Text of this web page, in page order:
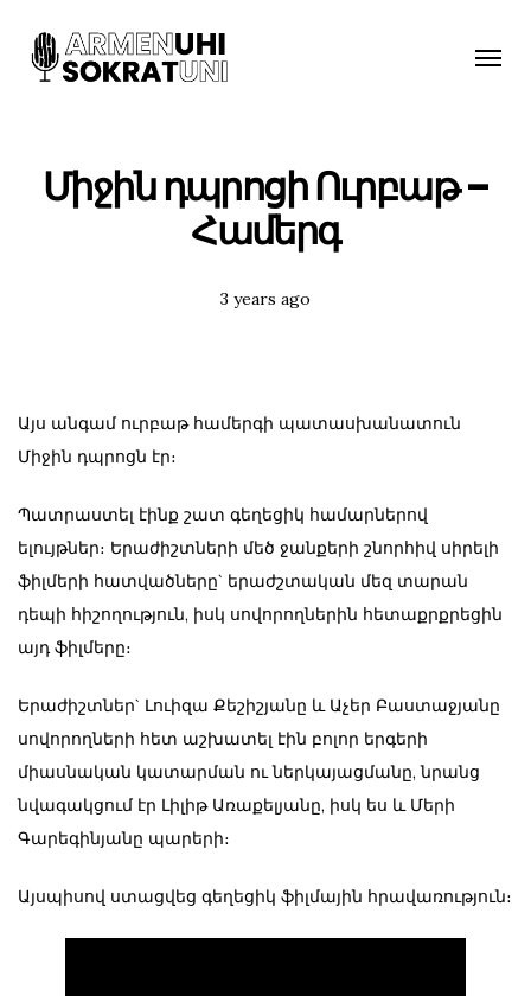
Toggle
Միջին դպրոցի Ուրբաթ –
Համերգ
Posted
3 years ago
Այս անգամ ուրբաթ համերգի պատասխանատուն
Միջին դպրոցն էր։
Պատրաստել էինք շատ գեղեցիկ համարներով
ելույթներ։ Երաժիշտների մեծ ջանքերի շնորհիվ սիրելի
ֆիլմերի հատվածները` երաժշտական մեզ տարան
դեպի հիշողություն, իսկ սովորողներին հետաքրքրեցին
այդ ֆիլմերը։
Երաժիշտներ` Լուիզա Քեշիշյանը և Աչեր Բաստաջյանը
սովորողների հետ աշխատել էին բոլոր երգերի
միասնական կատարման ու ներկայացմանը, նրանց
նվագակցում էր Լիլիթ Առաքելյանը, իսկ ես և Մերի
Գարեգինյանը պարերի։
Այսպիսով ստացվեց գեղեցիկ ֆիլմային հրավառություն։